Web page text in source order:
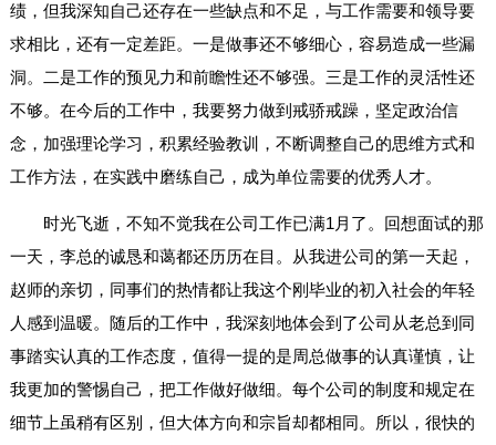
绩，但我深知自己还存在一些缺点和不足，与工作需要和领导要
求相比，还有一定差距。一是做事还不够细心，容易造成一些漏
洞。二是工作的预见力和前瞻性还不够强。三是工作的灵活性还
不够。在今后的工作中，我要努力做到戒骄戒躁，坚定政治信
念，加强理论学习，积累经验教训，不断调整自己的思维方式和
工作方法，在实践中磨练自己，成为单位需要的优秀人才。
时光飞逝，不知不觉我在公司工作已满1月了。回想面试的那
一天，李总的诚恳和蔼都还历历在目。从我进公司的第一天起，
赵师的亲切，同事们的热情都让我这个刚毕业的初入社会的年轻
人感到温暖。随后的工作中，我深刻地体会到了公司从老总到同
事踏实认真的工作态度，值得一提的是周总做事的认真谨慎，让
我更加的警惕自己，把工作做好做细。每个公司的制度和规定在
细节上虽稍有区别，但大体方向和宗旨却都相同。所以，很快的